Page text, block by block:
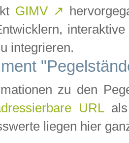
GIMV ↗
integrieren.
zu den
URLals
liegen hier